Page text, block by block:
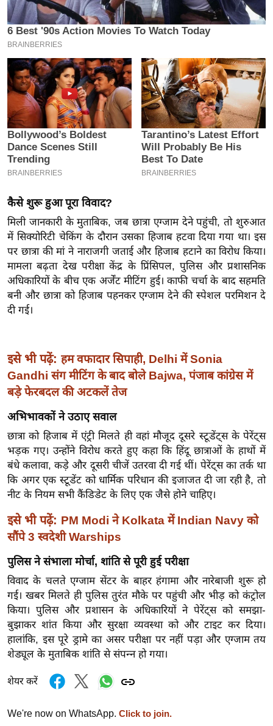
के
ट
I
P
L
2
0
2
6
क्रा
इ
ई
-
पे
प
र
मि
सा
बे
मि
सा
ल
श
ख्सि
य
त
यं
इं
डि
सा
हि
त्य
ज
ग
त
टो
र्ल्ड
कैसे शुरू हुआ पूरा विवाद?
मिली जानकारी के मुताबिक, जब छात्रा एग्जाम देने पहुंची, तो शुरुआत
में सिक्योरिटी चेकिंग के दौरान उसका हिजाब हटवा दिया गया था। इस
पर छात्रा की मां ने नाराजगी जताई और हिजाब हटाने का विरोध किया।
मामला बढ़ता देख परीक्षा केंद्र के प्रिंसिपल, पुलिस और प्रशासनिक
अधिकारियों के बीच एक अर्जेंट मीटिंग हुई। काफी चर्चा के बाद सहमति
बनी और छात्रा को हिजाब पहनकर एग्जाम देने की स्पेशल परमिशन दे
दी गई।
इसे भी पढ़ें: हम वफादार सिपाही, Delhi में Sonia
Gandhi संग मीटिंग के बाद बोले Bajwa, पंजाब कांग्रेस में
बड़े फेरबदल की अटकलें तेज
अभिभावकों ने उठाए सवाल
छात्रा को हिजाब में एंट्री मिलते ही वहां मौजूद दूसरे स्टूडेंट्स के पेरेंट्स
भड़क गए। उन्होंने विरोध करते हुए कहा कि हिंदू छात्राओं के हाथों में
बंधे कलावा, कड़े और दूसरी चीजें उतरवा दी गई थीं। पेरेंट्स का तर्क था
कि अगर एक स्टूडेंट को धार्मिक परिधान की इजाजत दी जा रही है, तो
नीट के नियम सभी कैंडिडेट के लिए एक जैसे होने चाहिए।
इसे भी पढ़ें: PM Modi ने Kolkata में Indian Navy को
सौंपे 3 स्वदेशी Warships
पुलिस ने संभाला मोर्चा, शांति से पूरी हुई परीक्षा
विवाद के चलते एग्जाम सेंटर के बाहर हंगामा और नारेबाजी शुरू हो
गई। खबर मिलते ही पुलिस तुरंत मौके पर पहुंची और भीड़ को कंट्रोल
किया। पुलिस और प्रशासन के अधिकारियों ने पेरेंट्स को समझा-
बुझाकर शांत किया और सुरक्षा व्यवस्था को और टाइट कर दिया।
हालांकि, इस पूरे ड्रामे का असर परीक्षा पर नहीं पड़ा और एग्जाम तय
शेड्यूल के मुताबिक शांति से संपन्न हो गया।
शेयर करें
We're now on WhatsApp. Click to join.